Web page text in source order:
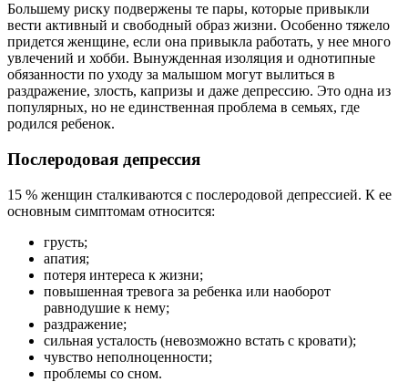
Большему риску подвержены те пары, которые привыкли
вести активный и свободный образ жизни. Особенно тяжело
придется женщине, если она привыкла работать, у нее много
увлечений и хобби. Вынужденная изоляция и однотипные
обязанности по уходу за малышом могут вылиться в
раздражение, злость, капризы и даже депрессию. Это одна из
популярных, но не единственная проблема в семьях, где
родился ребенок.
Послеродовая депрессия
15 % женщин сталкиваются с послеродовой депрессией. К ее
основным симптомам относится:
грусть;
апатия;
потеря интереса к жизни;
повышенная тревога за ребенка или наоборот
равнодушие к нему;
раздражение;
сильная усталость (невозможно встать с кровати);
чувство неполноценности;
проблемы со сном.